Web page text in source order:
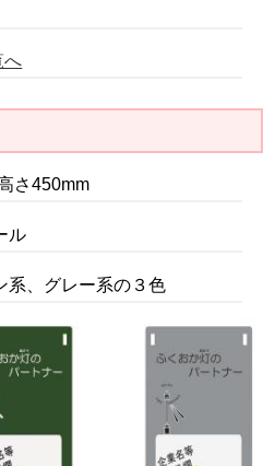
へ
さ450mm
ル
系、グレー系の３色